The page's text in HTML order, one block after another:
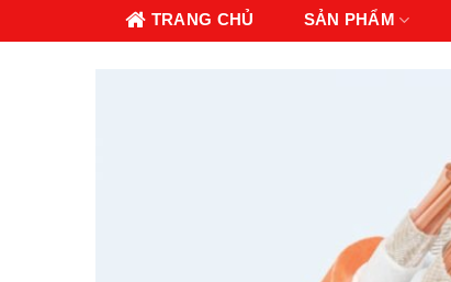
TRANG CHỦ SẢN PHẨM